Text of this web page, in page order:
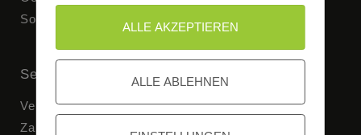
Solid Line
Service
Versand & Lieferung
Zahlungsweisen
ALLE AKZEPTIEREN
ALLE ABLEHNEN